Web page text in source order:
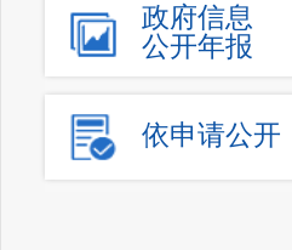
政府信息
公开年报
依申请公开